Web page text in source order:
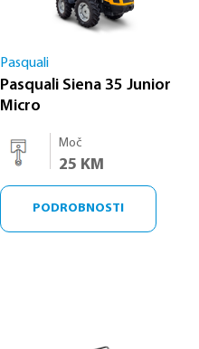
Pasquali
Pasquali Siena 35 Junior
Micro
Moč
25 KM
PODROBNOSTI